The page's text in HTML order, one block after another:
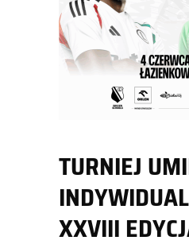
TURNIEJ
XXVIII